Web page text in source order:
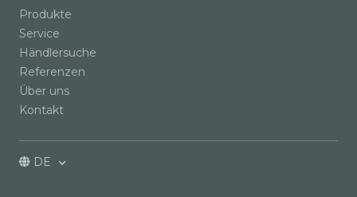
Produkte
Service
Händlersuche
Referenzen
Über uns
Kontakt
DE